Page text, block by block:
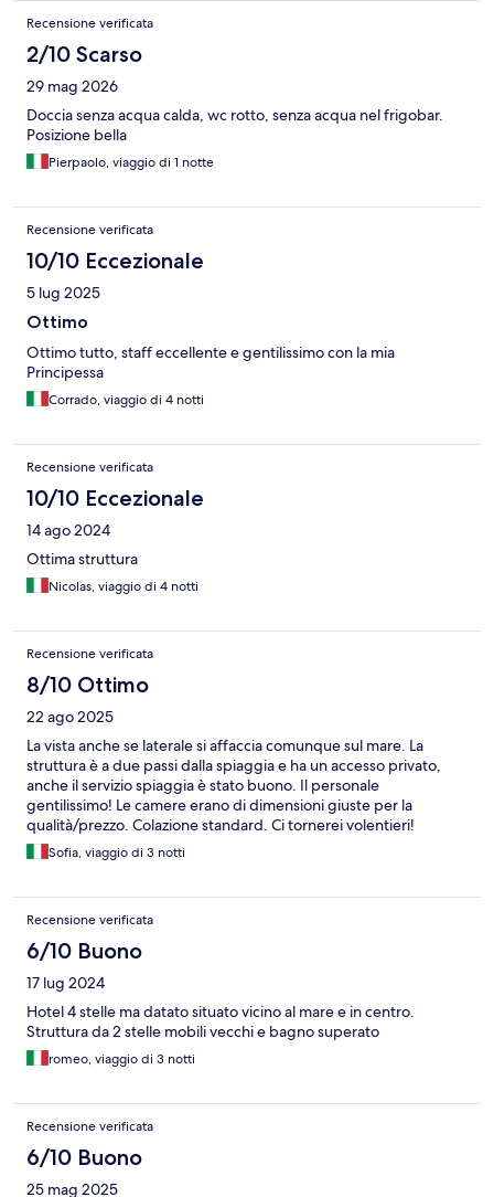
Recensione verificata
2/10 Scarso
29 mag 2026
Doccia senza acqua calda, wc rotto, senza acqua nel frigobar.
Posizione bella
Pierpaolo, viaggio di 1 notte
Recensione verificata
10/10 Eccezionale
5 lug 2025
Ottimo
Ottimo tutto, staff eccellente e gentilissimo con la mia
Principessa
Corrado, viaggio di 4 notti
Recensione verificata
10/10 Eccezionale
14 ago 2024
Ottima struttura
Nicolas, viaggio di 4 notti
Recensione verificata
8/10 Ottimo
22 ago 2025
La vista anche se laterale si affaccia comunque sul mare. La
struttura è a due passi dalla spiaggia e ha un accesso privato,
anche il servizio spiaggia è stato buono. Il personale
gentilissimo! Le camere erano di dimensioni giuste per la
qualità/prezzo. Colazione standard. Ci tornerei volentieri!
Sofia, viaggio di 3 notti
Recensione verificata
6/10 Buono
17 lug 2024
Hotel 4 stelle ma datato situato vicino al mare e in centro.
Struttura da 2 stelle mobili vecchi e bagno superato
romeo, viaggio di 3 notti
Recensione verificata
6/10 Buono
25 mag 2025